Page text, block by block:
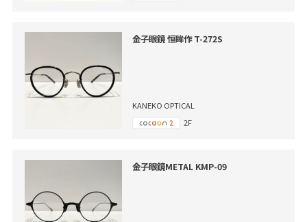
金子眼鏡 恒眸作 T-272S
KANEKO OPTICAL
2F
金子眼鏡METAL KMP-09